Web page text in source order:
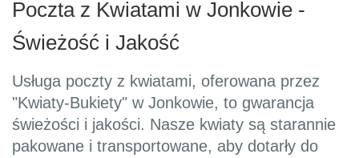
Poczta z Kwiatami w Jonkowie -
Świeżość i Jakość
Usługa poczty z kwiatami, oferowana przez
"Kwiaty-Bukiety" w Jonkowie, to gwarancja
świeżości i jakości. Nasze kwiaty są starannie
pakowane i transportowane, aby dotarły do